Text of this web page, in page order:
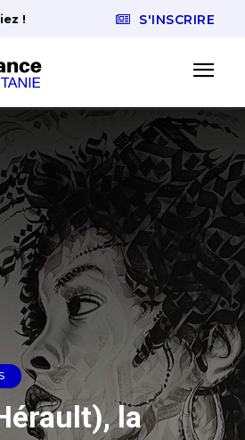
! S'INSCRIRE
la